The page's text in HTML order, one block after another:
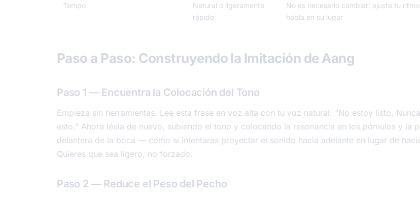
Tempo
Natural o ligeramente
rápido
No es necesario cambiar; ajusta tu
habla en su lugar
Paso a Paso: Construyendo la Imitación de Aang
Paso 1 — Encuentra la Colocación del Tono
Empieza sin herramientas. Lee esta frase en voz alta con tu voz natural: “No estoy listo.
esto.” Ahora léela de nuevo, subiendo el tono y colocando la resonancia en los pómulos y la
delantera de la boca — como si intentaras proyectar el sonido hacia adelante en lugar de
Quieres que sea ligero, no forzado.
Paso 2 — Reduce el Peso del Pecho